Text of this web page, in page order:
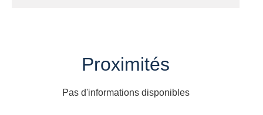
Proximités
Pas d'informations disponibles